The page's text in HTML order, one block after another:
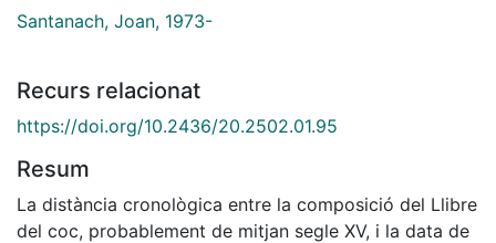
Santanach, Joan, 1973-
Recurs relacionat
https://doi.org/10.2436/20.2502.01.95
Resum
La distància cronològica entre la composició del Llibre
del coc, probablement de mitjan segle XV, i la data de